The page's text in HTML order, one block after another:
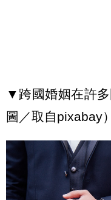
▼跨國婚姻在許
圖／取自pixabay）